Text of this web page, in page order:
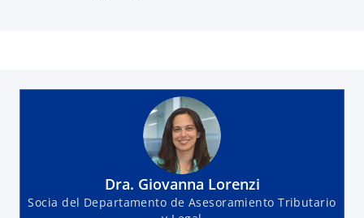
Dra. Giovanna Lorenzi
Socia del Departamento de Asesoramiento Tributario